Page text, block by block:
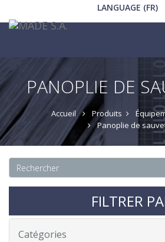
LANGUAGE (FR)
PANOPLIE DE
Accueil Produits
Panoplie de
FILTRER
Catégories